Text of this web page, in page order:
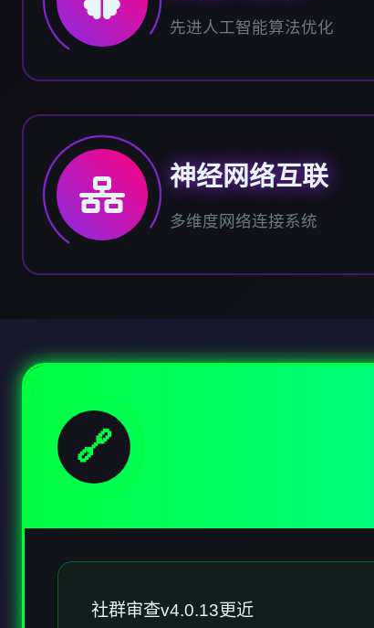
先进人工智能算法优化
神经网络互联
多维度网络连接系统
🔗
社群审查v4.0.13更近